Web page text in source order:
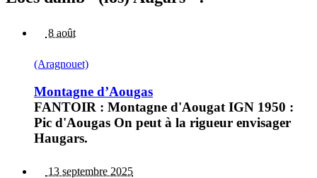
8 août
(Aragnouet)
Montagne d’Aougas
FANTOIR : Montagne d'Aougat IGN 1950 :
Pic d'Aougas On peut à la rigueur envisager
Haugars.
13 septembre 2025